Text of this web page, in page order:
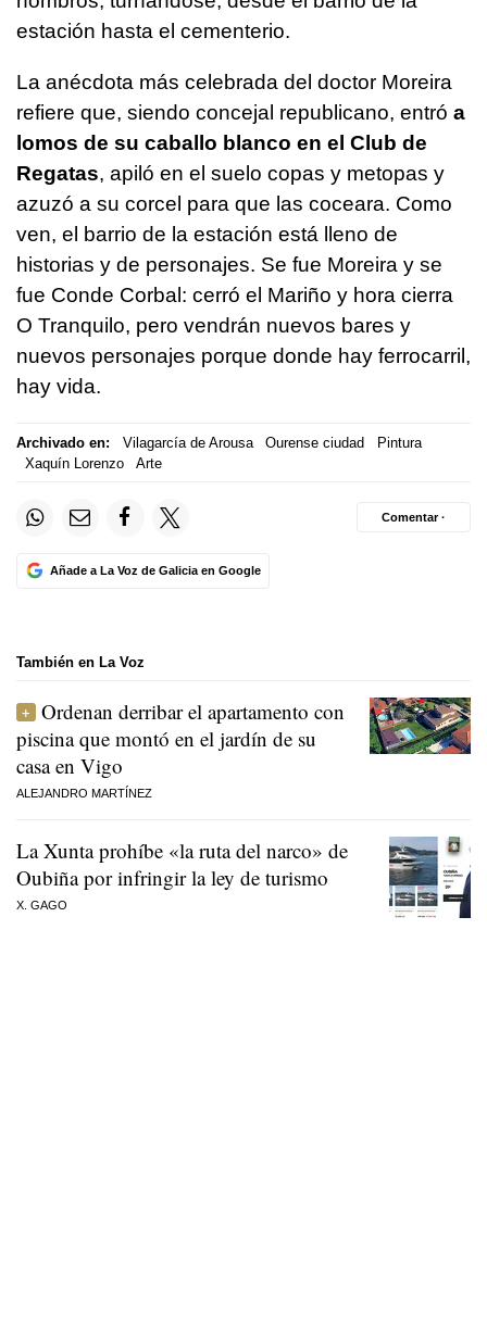
estación hasta el cementerio.
La anécdota más celebrada del doctor Moreira
refiere que, siendo concejal republicano, entró a
lomos de su caballo blanco en el Club de
Regatas, apiló en el suelo copas y metopas y
azuzó a su corcel para que las coceara. Como
ven, el barrio de la estación está lleno de
historias y de personajes. Se fue Moreira y se
fue Conde Corbal: cerró el Mariño y hora cierra
O Tranquilo, pero vendrán nuevos bares y
nuevos personajes porque donde hay ferrocarril,
hay vida.
Archivado en: Vilagarcía de Arousa Ourense ciudad
Pintura
Xaquín Lorenzo
Arte
Añade a La Voz de Galicia en Google
Comentar ·
También en La Voz
Ordenan derribar el apartamento con
piscina que montó en el jardín de su
casa en Vigo
ALEJANDRO MARTÍNEZ
La Xunta prohíbe «la ruta del narco» de
Oubiña por infringir la ley de turismo
X. GAGO